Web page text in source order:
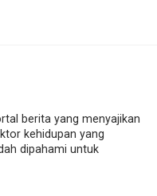
berita yang menyajikan
kehidupan yang
dipahami untuk